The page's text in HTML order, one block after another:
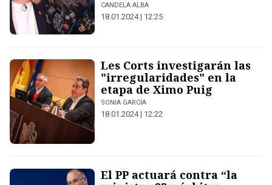
CANDELA ALBA
18.01.2024 | 12:25
Les Corts investigarán las
"irregularidades" en la
etapa de Ximo Puig
SONIA GARCÍA
18.01.2024 | 12:22
El PP actuará contra “la